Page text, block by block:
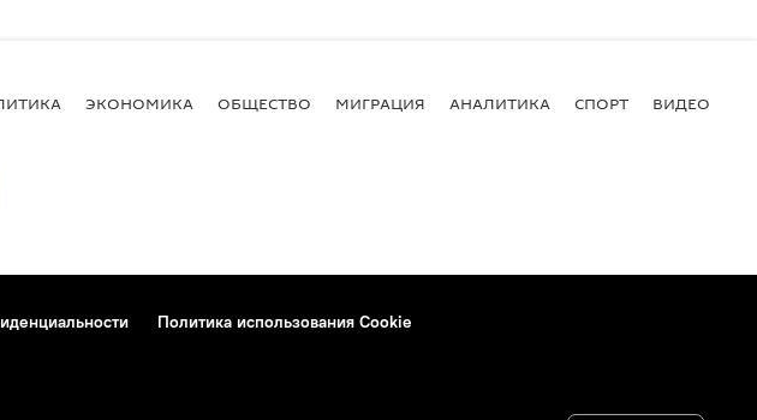
ЭКОНОМИКА ОБЩЕСТВО МИГРАЦИЯ АНАЛИТИКА СПОРТ ВИДЕО
Политика использования Cookie